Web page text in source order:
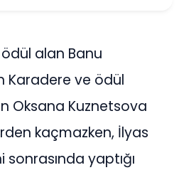
alan Banu
Karadere ve ödül
Oksana Kuznetsova
kaçmazken, İlyas
yaptığı